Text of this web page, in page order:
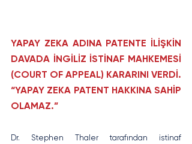
YAPAY ZEKA ADINA PATENTE İLİŞKİN
DAVADA İNGİLİZ İSTİNAF MAHKEMESİ
(COURT OF APPEAL) KARARINI VERDİ.
“YAPAY ZEKA PATENT HAKKINA SAHİP
OLAMAZ.”
Dr. Stephen Thaler tarafından istinaf